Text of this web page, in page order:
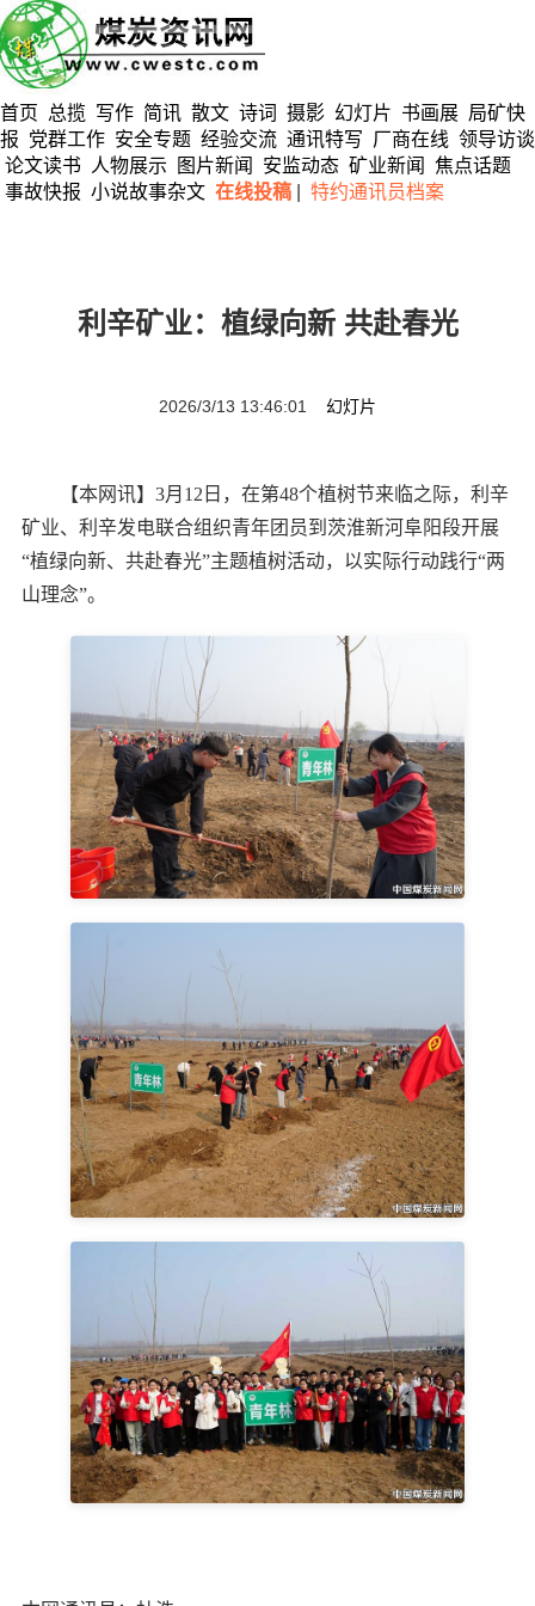
首页 总揽 写作 简讯 散文 诗词 摄影 幻灯片 书画展 局矿快
报 党群工作 安全专题 经验交流 通讯特写 厂商在线 领导访谈
论文读书
人物展示 图片新闻 安监动态 矿业新闻
焦点话题
事故快报 小说故事杂文 在线投稿 特约通讯员档案
利辛矿业：植绿向新 共赴春光
2026/3/13 13:46:01 幻灯片
【本网讯】3月12日，在第48个植树节来临之际，利辛
矿业、利辛发电联合组织青年团员到茨淮新河阜阳段开展
“植绿向新、共赴春光”主题植树活动，以实际行动践行“两
山理念”。